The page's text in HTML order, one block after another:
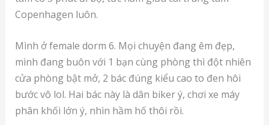
Copenhagen luôn.
Mình ở female dorm 6. Mọi chuyện đang êm đẹp,
mình đang buôn với 1 bạn cùng phòng thì đột nhiên
cửa phòng bật mở, 2 bác đúng kiểu cao to đen hôi
bước vô lol. Hai bác này là dân biker ý, chơi xe máy
phân khối lớn ý, nhìn hầm hố thôi rồi.